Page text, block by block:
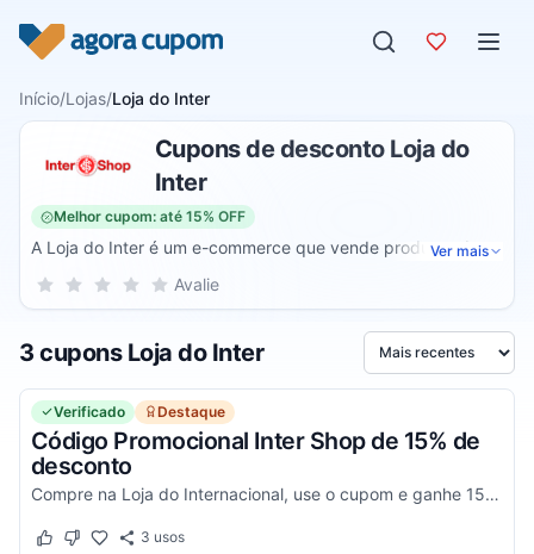
Início/Lojas/Loja do Inter
Cupons de desconto Loja do
Inter
Melhor cupom: até 15% OFF
A Loja do Inter é um e-commerce que vende produtos do
time Colorado e conta com parceria da Netshoes. Ela
camisas oficiais, bermudas, malas, polos, chuteiras, bonés,
relógios e outros produtos para adultos e crianças.
Ver mais
Sua nota para Loja do Inter, de 1 a 5 estrelas
5 estrelas
4 estrelas
3 estrelas
2 estrelas
1 estrela Avalie
3 cupons Loja do Inter Ordenar por
Verificado Destaque
Código Promocional Inter Shop de 15% de
desconto
Compre na Loja do Internacional, use o cupom e ganhe 15% OFF.
Este cupom funcionou
Este cupom não funcionou
3 usos